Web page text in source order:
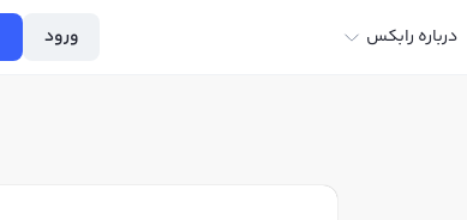
درباره رابکس ورود